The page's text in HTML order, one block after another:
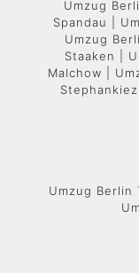
Umzug
Spandau |
Umzug
Staaken |
Malchow |
Umzug Berlin